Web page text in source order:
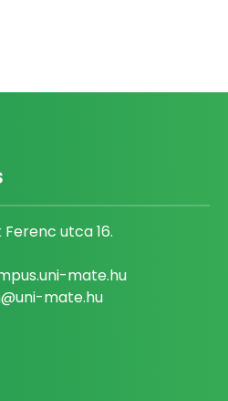
utca 16.
mate.hu
mate.hu